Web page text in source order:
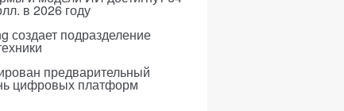
в 2026 году
создает подразделение
предварительный
цифровых платформ